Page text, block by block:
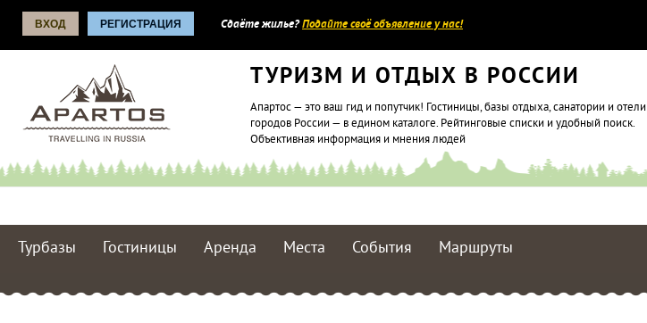
ВХОД РЕГИСТРАЦИЯ Сдаёте жилье?Подайте своё объявление у нас!
ТУРИЗМ И ОТДЫХ В РОССИИ
Апартос — это ваш гид и попутчик! Гостиницы, базы отдыха, санатории и отели
городов России — в едином каталоге. Рейтинговые списки и удобный поиск.
Объективная информация и мнения людей
Турбазы Гостиницы Аренда Места События Маршруты